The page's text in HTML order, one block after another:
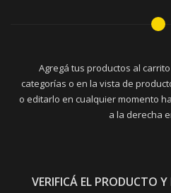
Agregá tus productos al
categorías o en la vista de
o editarlo en cualquier momento
a la derecha
VERIFICÁ EL PRODUCTO